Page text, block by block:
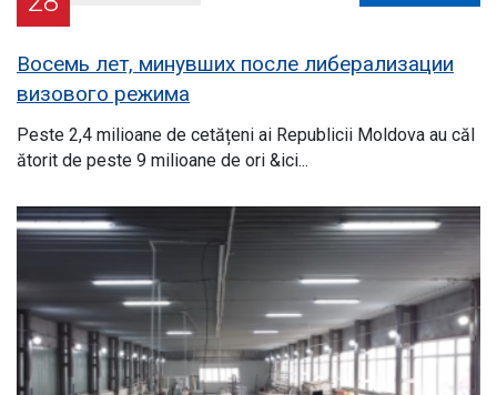
Восемь лет, минувших после либерализации
визового режима
Peste 2,4 milioane de cetățeni ai Republicii Moldova au căl
ătorit de peste 9 milioane de ori &ici...